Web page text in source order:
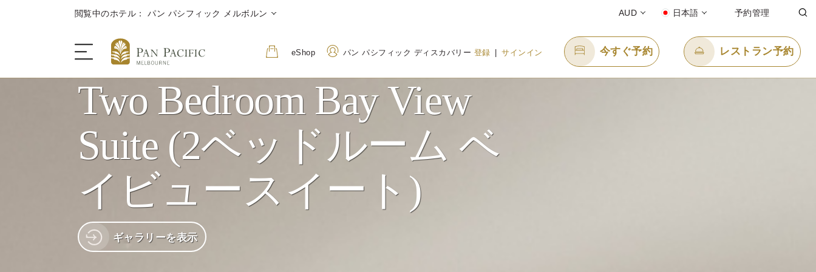
閲覧中のホテル： パン パシフィック メルボルン AUD 日本語 予約管理
eShop パン パシフィック ディスカバリー 登録 | サインイン 今すぐ予約 レストラン予約
ザ・ホテル
客室＆スイート
ダイニング
キャンペーン
2 Convention Centre Place
South Wharf, Melbourne
+61 3 9027 2000
1800 01 7747
Two Bedroom Bay View
Suite (2ベッドルーム ベ
イビュースイート)
ギャラリーを表示